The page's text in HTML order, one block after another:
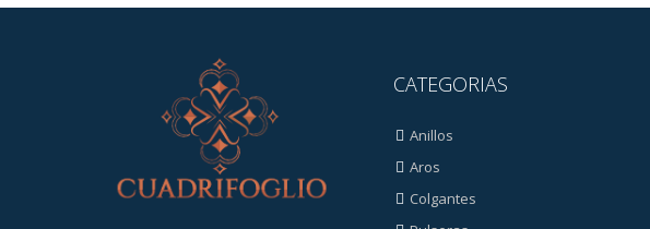
CATEGORIAS
Anillos
Aros
Colgantes